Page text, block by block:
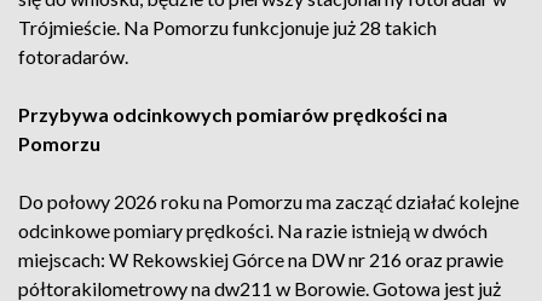
Trójmieście. Na Pomorzu funkcjonuje już 28 takich
fotoradarów.
Przybywa odcinkowych pomiarów prędkości na
Pomorzu
Do połowy 2026 roku na Pomorzu ma zacząć działać kolejne
odcinkowe pomiary prędkości. Na razie istnieją w dwóch
miejscach: W Rekowskiej Górce na DW nr 216 oraz prawie
półtorakilometrowy na dw211 w Borowie. Gotowa jest już